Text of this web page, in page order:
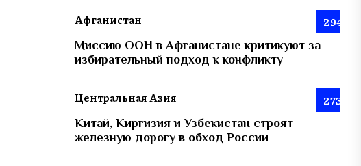
Афганистан 294
Миссию ООН в Афганистане критикуют за
избирательный подход к конфликту
Центральная Азия 273
Китай, Киргизия и Узбекистан строят
железную дорогу в обход России